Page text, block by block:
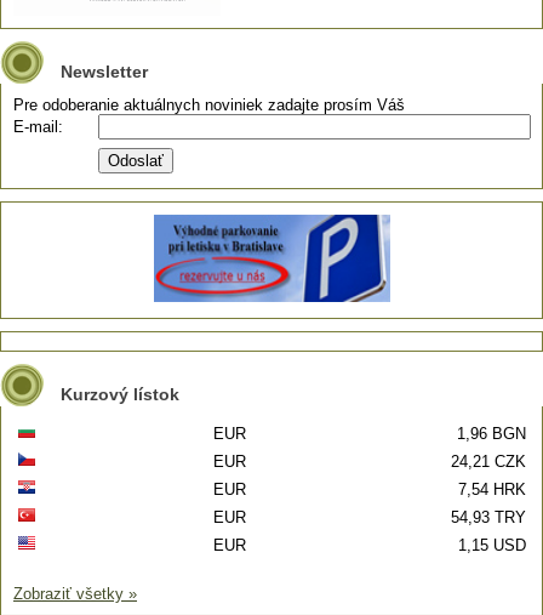
Newsletter
Pre odoberanie aktuálnych noviniek zadajte prosím Váš
E-mail:
Kurzový lístok
EUR
1,96 BGN
EUR
24,21 CZK
EUR
7,54 HRK
EUR
54,93 TRY
EUR
1,15 USD
Zobraziť všetky »